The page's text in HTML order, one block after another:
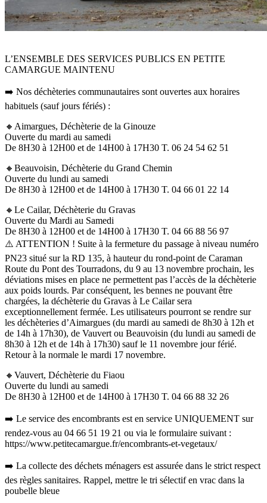
L’ENSEMBLE DES SERVICES PUBLICS EN PETITE
CAMARGUE MAINTENU
➡️ Nos déchèteries communautaires sont ouvertes aux horaires
habituels (sauf jours fériés) :
🔸Aimargues, Déchèterie de la Ginouze
Ouverte du mardi au samedi
De 8H30 à 12H00 et de 14H00 à 17H30 T. 06 24 54 62 51
🔸Beauvoisin, Déchèterie du Grand Chemin
Ouverte du lundi au samedi
De 8H30 à 12H00 et de 14H00 à 17H30 T. 04 66 01 22 14
🔸Le Cailar, Déchèterie du Gravas
Ouverte du Mardi au Samedi
De 8H30 à 12H00 et de 14H00 à 17H30 T. 04 66 88 56 97
⚠️ ATTENTION ! Suite à la fermeture du passage à niveau numéro
PN23 situé sur la RD 135, à hauteur du rond-point de Caraman
Route du Pont des Tourradons, du 9 au 13 novembre prochain, les
déviations mises en place ne permettent pas l’accès de la déchèterie
aux poids lourds. Par conséquent, les bennes ne pouvant être
chargées, la déchèterie du Gravas à Le Cailar sera
exceptionnellement fermée. Les utilisateurs pourront se rendre sur
les déchèteries d’Aimargues (du mardi au samedi de 8h30 à 12h et
de 14h à 17h30), de Vauvert ou Beauvoisin (du lundi au samedi de
8h30 à 12h et de 14h à 17h30) sauf le 11 novembre jour férié.
Retour à la normale le mardi 17 novembre.
🔸Vauvert, Déchèterie du Fiaou
Ouverte du lundi au samedi
De 8H30 à 12H00 et de 14H00 à 17H30 T. 04 66 88 32 26
➡️ Le service des encombrants est en service UNIQUEMENT sur
rendez-vous au 04 66 51 19 21 ou via le formulaire suivant :
https://www.petitecamargue.fr/encombrants-et-vegetaux/
➡️ La collecte des déchets ménagers est assurée dans le strict respect
des règles sanitaires. Rappel, mettre le tri sélectif en vrac dans la
poubelle bleue